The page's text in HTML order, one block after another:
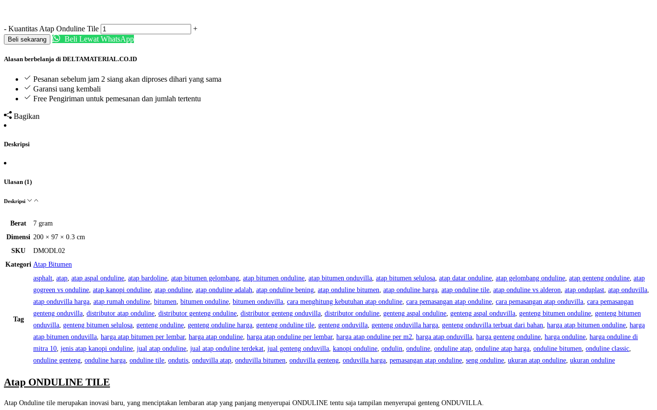
- Kuantitas Atap Onduline Tile +
Beli sekarang Beli Lewat WhatsApp
Alasan berbelanja di DELTAMATERIAL.CO.ID
Pesanan sebelum jam 2 siang akan diproses dihari yang sama
Garansi uang kembali
Free Pengiriman untuk pemesanan dan jumlah tertentu
Bagikan
Deskripsi
Ulasan (1)
Deskripsi
Berat
7 gram
Dimensi 200 × 97 × 0.3 cm
SKU
DMODL02
Kategori Atap Bitumen
Tag
asphalt atap atap aspal onduline atap bardoline atap bitumen gelombang atap bitumen onduline atap bitumen onduvilla atap bitumen selulosa atap datar onduline atap gelombang onduline atap genteng onduline atap
gogreen vs onduline atap kanopi onduline atap onduline atap onduline adalah atap onduline bening atap onduline bitumen atap onduline harga atap onduline tile atap onduline vs alderon atap onduplast atap onduvilla
atap onduvilla harga atap rumah onduline bitumen bitumen onduline bitumen onduvilla cara menghitung kebutuhan atap onduline cara pemasangan atap onduline cara pemasangan atap onduvilla cara pemasangan
genteng onduvilla distributor atap onduline distributor genteng onduline distributor genteng onduvilla distributor onduline genteng aspal onduline genteng aspal onduvilla genteng bitumen onduline genteng bitumen
onduvilla genteng bitumen selulosa genteng onduline genteng onduline harga genteng onduline tile genteng onduvilla genteng onduvilla harga genteng onduvilla terbuat dari bahan harga atap bitumen onduline harga
atap bitumen onduvilla harga atap bitumen per lembar, harga atap onduline harga atap onduline per lembar, harga atap onduline per m2 harga atap onduvilla harga genteng onduline harga onduline harga onduline di
mitra 10 jenis atap kanopi onduline jual atap onduline jual atap onduline terdekat jual genteng onduvilla kanopi onduline ondulin onduline onduline atap onduline atap harga onduline bitumen onduline classic
onduline genteng onduline harga onduline tile ondutis onduvilla atap onduvilla bitumen onduvilla genteng onduvilla harga pemasangan atap onduline seng onduline ukuran atap onduline ukuran onduline
Atap ONDULINE TILE
Atap Onduline tile merupakan inovasi baru, yang menciptakan lembaran atap yang panjang menyerupai ONDULINE tentu saja tampilan menyerupai genteng ONDUVILLA.